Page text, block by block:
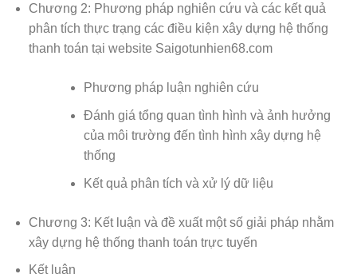
Chương 2: Phương pháp nghiên cứu và các kết quả
phân tích thực trạng các điều kiện xây dựng hệ thống
thanh toán tại website Saigotunhien68.com
Phương pháp luận nghiên cứu
Đánh giá tổng quan tình hình và ảnh hưởng
của môi trường đến tình hình xây dựng hệ
thống
Kết quả phân tích và xử lý dữ liệu
Chương 3: Kết luận và đề xuất một số giải pháp nhằm
xây dựng hệ thống thanh toán trực tuyến
Kết luận